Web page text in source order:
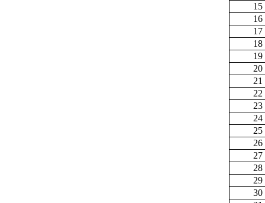
15
16
17
18
19
20
21
22
23
24
25
26
27
28
29
30